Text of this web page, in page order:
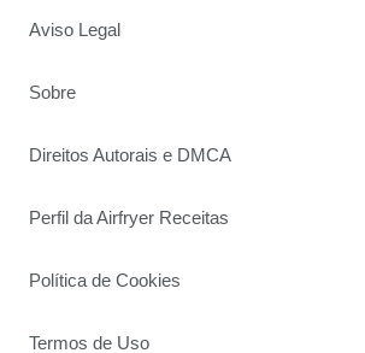
Aviso Legal
Sobre
Direitos Autorais e DMCA
Perfil da Airfryer Receitas
Política de Cookies
Termos de Uso